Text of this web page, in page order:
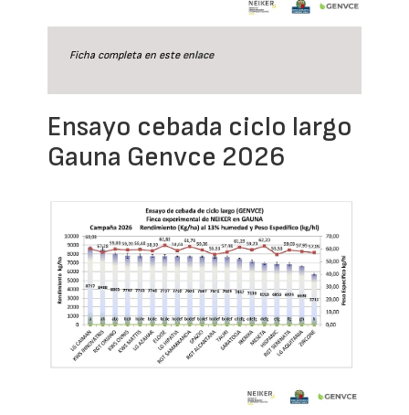
Ficha completa en este enlace
Ensayo cebada ciclo largo
Gauna Genvce 2026